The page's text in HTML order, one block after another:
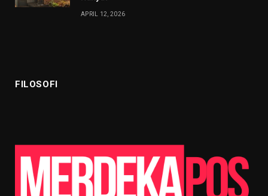
APRIL 12, 2026
FILOSOFI